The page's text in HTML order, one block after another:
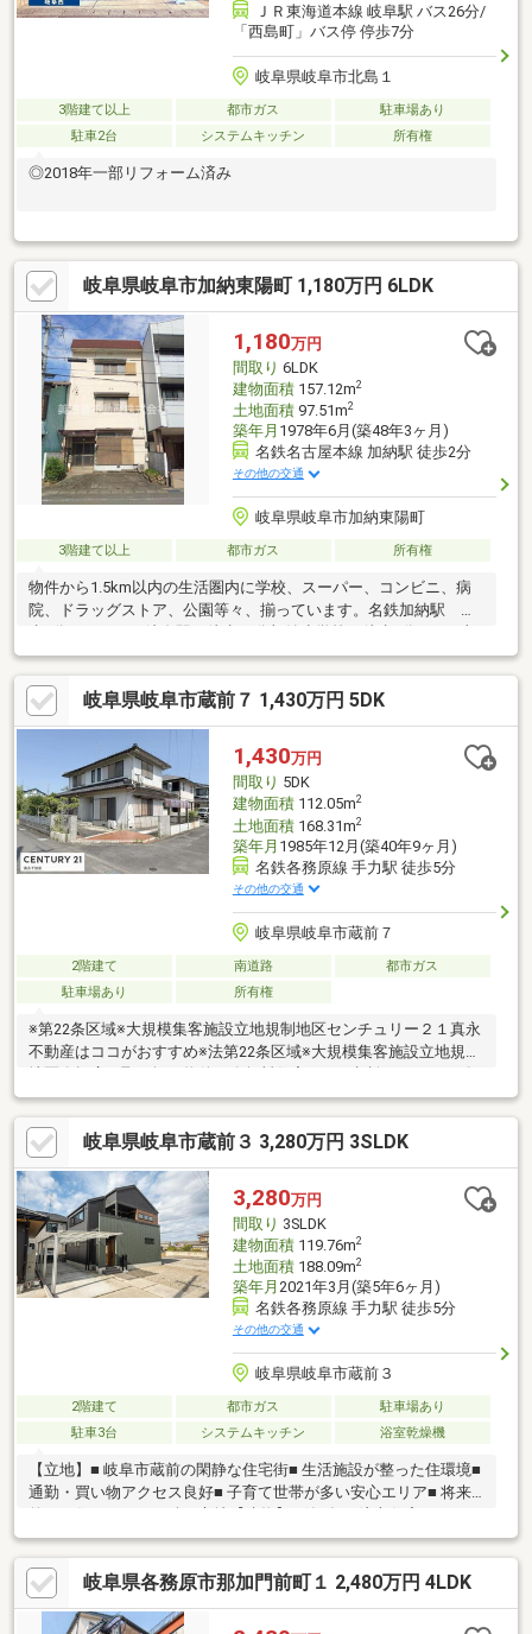
ＪＲ東海道本線 岐阜駅 バス26分/
「西島町」バス停 停歩7分
岐阜県岐阜市北島１
3階建て以上 都市ガス
駐車場あり
駐車2台
システムキッチン 所有権
◎2018年一部リフォーム済み
岐阜県岐阜市加納東陽町 1,180万円 6LDK
1,180万円
間取り 6LDK
建物面積157.12m2
土地面積97.51m2
築年月 1978年6月(築48年3ヶ月)
名鉄名古屋本線 加納駅 徒歩2分
その他の交通
岐阜県岐阜市加納東陽町
3階建て以上 都市ガス 所有権
物件から1.5km以内の生活圏内に学校、スーパー、コンビニ、病
院、ドラッグストア、公園等々、揃っています。名鉄加納駅 徒
納中学校 徒歩約17分加納幼稚園 徒歩6分 さゆり保育
園 徒歩5分岐阜大学教育学部附属小学校・中学校 徒歩5分ファ
ミリーマート岐阜松鴻町店 徒歩5分バロー加納店 約300
ｍ スギ薬局岐阜城東店 約500ｍクスリのアオキ加納桜通
店 約760ｍ河合外科・整形外科 約700ｍ 尾関医院 約
550ｍ加納公園 約850ｍ
岐阜県岐阜市蔵前７ 1,430万円 5DK
1,430万円
間取り 5DK
建物面積112.05m2
土地面積168.31m2
築年月 1985年12月(築40年9ヶ月)
名鉄各務原線 手力駅 徒歩5分
その他の交通
岐阜県岐阜市蔵前７
2階建て 南道路
都市ガス
駐車場あり
所有権
※第22条区域※大規模集客施設立地規制地区センチュリー２１真永
不動産はココがおすすめ※法第22条区域※大規模集客施設立地規制
地域最大級の営業スタッフ数！〇キッズスペース完備！〇不動産
以外の知識も豊富です！営業時間9：30～18：00 (定休日：水曜
日)この時間帯はお電話でのお問い合わせがスムーズにご案内でき
ます。
岐阜県岐阜市蔵前３ 3,280万円 3SLDK
3,280万円
間取り 3SLDK
建物面積119.76m2
土地面積188.09m2
築年月 2021年3月(築5年6ヶ月)
名鉄各務原線 手力駅 徒歩5分
その他の交通
岐阜県岐阜市蔵前３
2階建て 都市ガス
駐車場あり
駐車3台
システムキッチン 浴室乾燥機
【立地】■ 岐阜市蔵前の閑静な住宅街■ 生活施設が整った住環境■
通勤・買い物アクセス良好■ 子育て世帯が多い安心エリア■ 将来
でファミリーに最適■ LDK中心の家族が集まる設計■ 収納充実でス
ッキリ暮らせる間取り■ 築浅のため大規模リフォーム不要■ 駐車
５台可能3LDKの使いやすい間取りは、・主寝室・子ども部屋・テ
レワークや将来の個室にも使える一室と、3～4人家族にちょうど
いい構成。築浅のため設備もまだまだ新しく、新築より価格を抑
岐阜県各務原市那加門前町１ 2,480万円 4LDK